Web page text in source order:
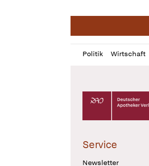
Politik Wirtschaft
Profil
öffnen
Daz
Pur
Deutscher
Service
Newsletter